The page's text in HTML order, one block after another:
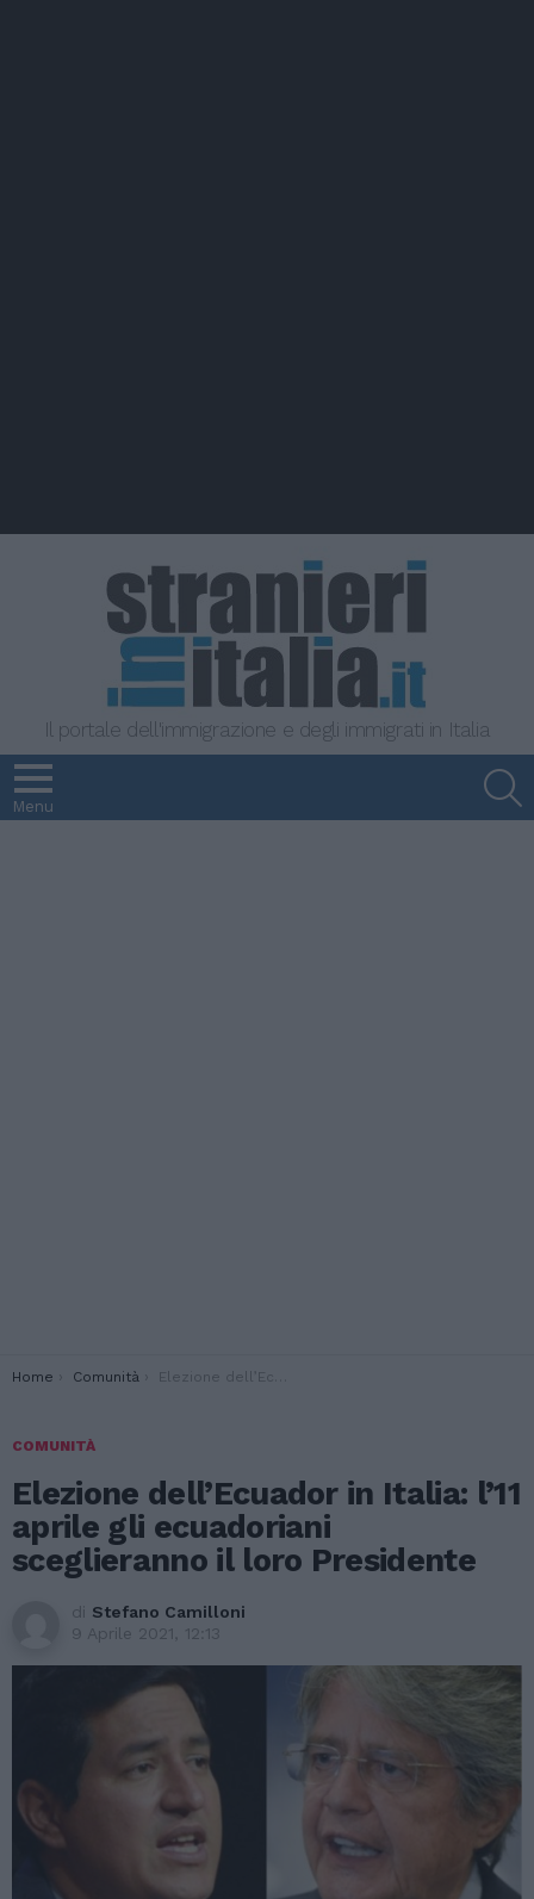
Il portale dell'immigrazione e degli immigrati in Italia
Menu
You are here:
Home Comunità Elezione dell’Ecuador in Italia: l’11 aprile gli ecuadoriani sceglieranno il loro Presidente
COMUNITÀ
Elezione dell’Ecuador in Italia: l’11
aprile gli ecuadoriani
sceglieranno il loro Presidente
di Stefano Camilloni
9 Aprile 2021, 12:13